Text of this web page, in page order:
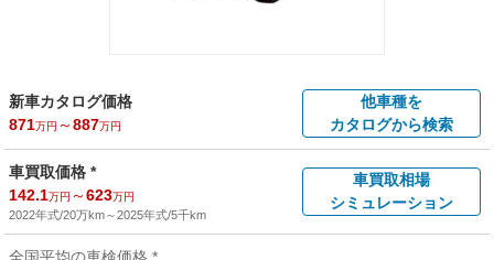
新車カタログ価格
871万円 ～887万円
他車種を
カタログから検索
車買取価格 *
142.1万円 ～623万円
2022年式/20万km～2025年式/5千km
車買取相場
シミュレーション